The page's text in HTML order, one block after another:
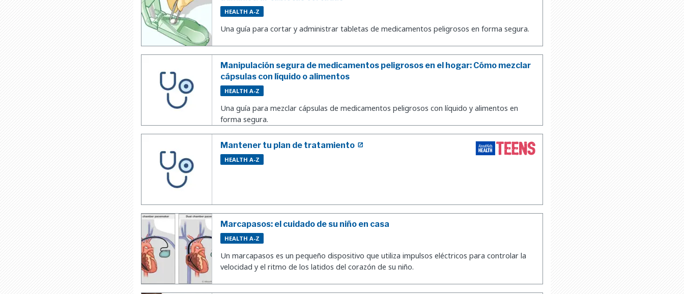
HEALTH A-Z
Una guía para cortar y administrar tabletas de medicamentos peligrosos en forma segura.
Manipulación segura de medicamentos peligrosos en el hogar: Cómo mezclar
cápsulas con líquido o alimentos
HEALTH A-Z
Una guía para mezclar cápsulas de medicamentos peligrosos con líquido y alimentos en
forma segura.
Mantener tu plan de tratamiento
HEALTH A-Z
Marcapasos: el cuidado de su niño en casa
HEALTH A-Z
Un marcapasos es un pequeño dispositivo que utiliza impulsos eléctricos para controlar la
velocidad y el ritmo de los latidos del corazón de su niño.